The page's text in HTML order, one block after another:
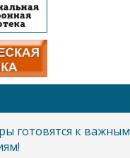
готовятся к важным